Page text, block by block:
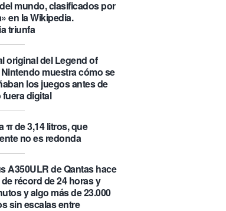
mundo, clasificados por
en la Wikipedia.
triunfa
original del Legend of
muestra cómo se
los juegos antes de
digital
π de 3,14 litros, que
no es redonda
A350ULR de Qantas hace
récord de 24 horas y
y algo más de 23.000
sin escalas entre